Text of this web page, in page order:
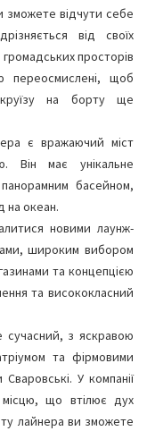
зможете відчути себе
від своїх
просторів
переосмислені, щоб
круїзу на борту ще
є вражаючий міст
Він має унікальне
басейном,
на океан.
новими лаунж-
широким вибором
та концепцією
та висококласний
сучасний, з яскравою
та фірмовими
У компанії
що втілює дух
лайнера ви зможете